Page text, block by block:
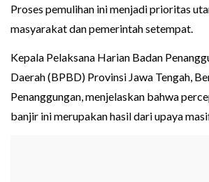
Proses pemulihan ini menjadi prioritas
masyarakat dan pemerintah setempat.
Kepala Pelaksana Harian Badan
Daerah (BPBD) Provinsi Jawa Tengah,
Penanggungan, menjelaskan bahwa
banjir ini merupakan hasil dari upaya